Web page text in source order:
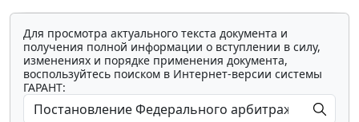
Для просмотра актуального текста документа и
получения полной информации о вступлении в силу,
изменениях и порядке применения документа,
воспользуйтесь поиском в Интернет-версии системы
ГАРАНТ: